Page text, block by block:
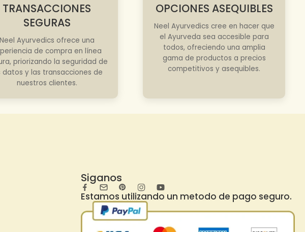
TRANSACCIONES
SEGURAS
Neel Ayurvedics ofrece una
de compra en línea
priorizando la seguridad de
datos y las transacciones de
nuestros clientes.
OPCIONES ASEQUIBLES
Neel Ayurvedics cree en hacer que
el Ayurveda sea accesible para
todos, ofreciendo una amplia
gama de productos a precios
competitivos y asequibles.
Siganos
Estamos utilizando un metodo de pago seguro.